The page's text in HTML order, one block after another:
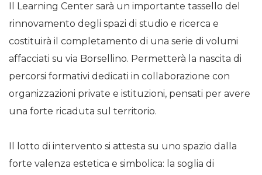
Il Learning Center sarà un importante tassello del
rinnovamento degli spazi di studio e ricerca e
costituirà il completamento di una serie di volumi
affacciati su via Borsellino. Permetterà la nascita di
percorsi formativi dedicati in collaborazione con
organizzazioni private e istituzioni, pensati per avere
una forte ricaduta sul territorio.
Il lotto di intervento si attesta su uno spazio dalla
forte valenza estetica e simbolica: la soglia di